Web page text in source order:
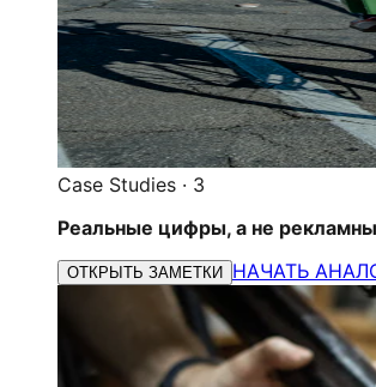
Case Studies · 3
Реальные цифры, а не
ОТКРЫТЬ ЗАМЕТКИ НАЧАТЬ